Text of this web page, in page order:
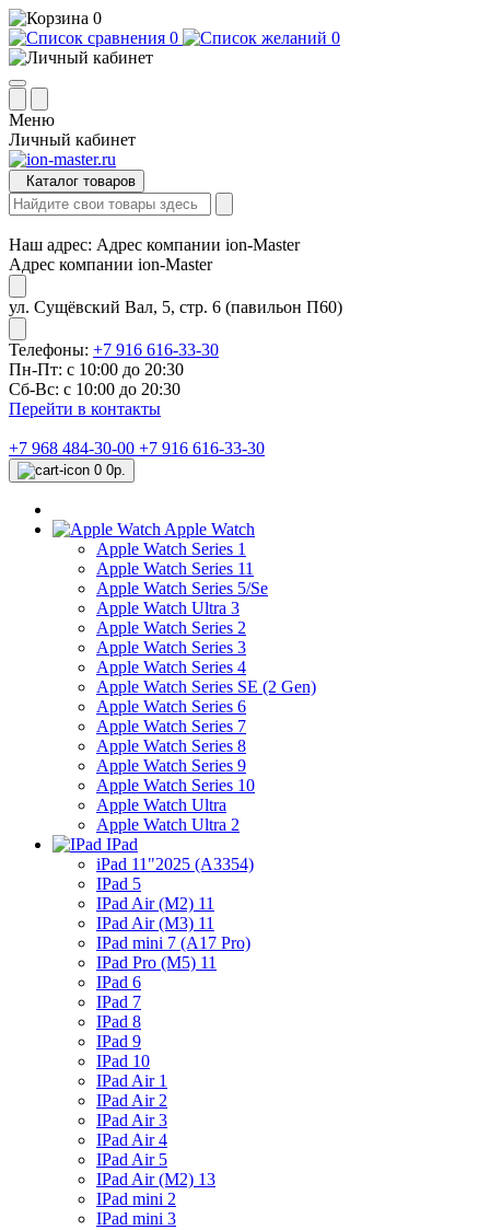
0
0
0
Меню
Личный кабинет
Каталог товаров
Наш адрес: Адрес компании ion-Master
Адрес компании ion-Master
ул. Сущёвский Вал, 5, стр. 6 (павильон П60)
Телефоны: +7 916 616-33-30
Пн-Пт: с 10:00 до 20:30
Сб-Вс: с 10:00 до 20:30
Перейти в контакты
+7 968 484-30-00 +7 916 616-33-30
0 0р.
Apple Watch
Apple Watch Series 1
Apple Watch Series 11
Apple Watch Series 5/Se
Apple Watch Ultra 3
Apple Watch Series 2
Apple Watch Series 3
Apple Watch Series 4
Apple Watch Series SE (2 Gen)
Apple Watch Series 6
Apple Watch Series 7
Apple Watch Series 8
Apple Watch Series 9
Apple Watch Series 10
Apple Watch Ultra
Apple Watch Ultra 2
IPad
iPad 11"2025 (A3354)
IPad 5
IPad Air (M2) 11
IPad Air (M3) 11
IPad mini 7 (A17 Pro)
IPad Pro (M5) 11
IPad 6
IPad 7
IPad 8
IPad 9
IPad 10
IPad Air 1
IPad Air 2
IPad Air 3
IPad Air 4
IPad Air 5
IPad Air (M2) 13
IPad mini 2
IPad mini 3